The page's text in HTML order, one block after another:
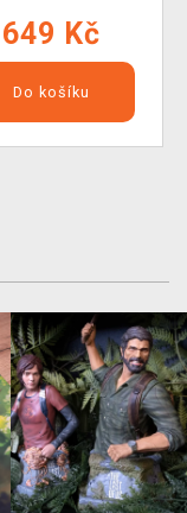
649 Kč
Do košíku